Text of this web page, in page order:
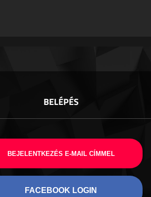
BELÉPÉS
BEJELENTKEZÉS E-MAIL CÍMMEL
FACEBOOK LOGIN